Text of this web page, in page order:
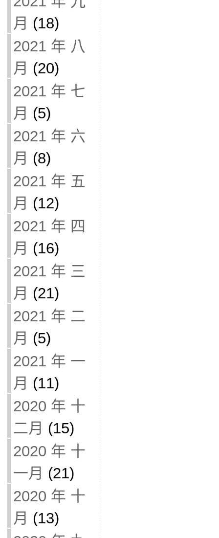
月 (18)
2021 年 八
月 (20)
2021 年 七
月 (5)
2021 年 六
月 (8)
2021 年 五
月 (12)
2021 年 四
月 (16)
2021 年 三
月 (21)
2021 年 二
月 (5)
2021 年 一
月 (11)
2020 年 十
二月 (15)
2020 年 十
一月 (21)
2020 年 十
月 (13)